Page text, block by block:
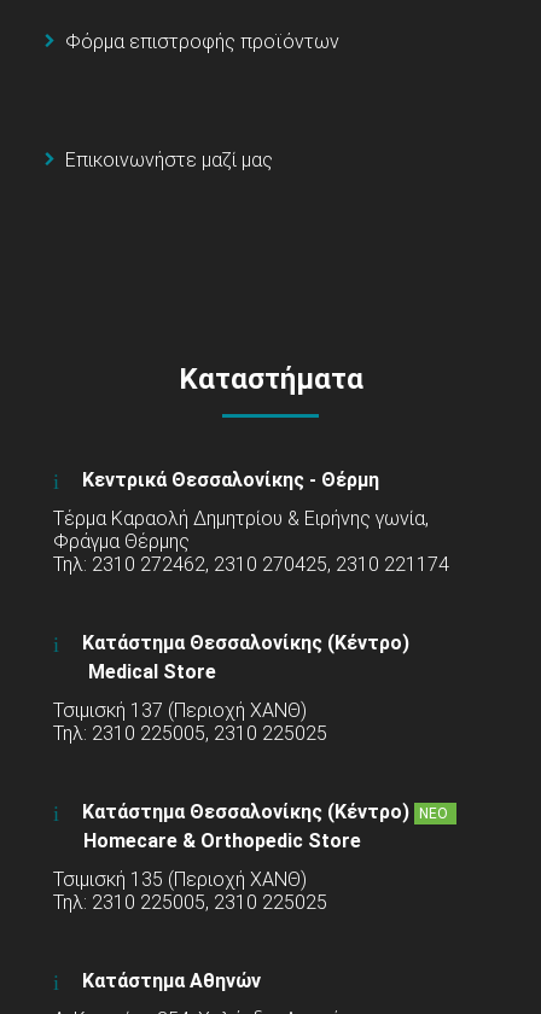
Φόρμα επιστροφής προϊόντων
Επικοινωνήστε μαζί μας
Καταστήματα
Κεντρικά Θεσσαλονίκης - Θέρμη
Τέρμα Καραολή Δημητρίου & Ειρήνης γωνία,
Φράγμα Θέρμης
Τηλ: 2310 272462, 2310 270425, 2310 221174
Κατάστημα Θεσσαλονίκης (Κέντρο)
Medical Store
Τσιμισκή 137 (Περιοχή ΧΑΝΘ)
Τηλ: 2310 225005, 2310 225025
Κατάστημα Θεσσαλονίκης (Κέντρο) ΝΕΟ
Homecare & Orthopedic Store
Τσιμισκή 135 (Περιοχή ΧΑΝΘ)
Τηλ: 2310 225005, 2310 225025
Κατάστημα Αθηνών